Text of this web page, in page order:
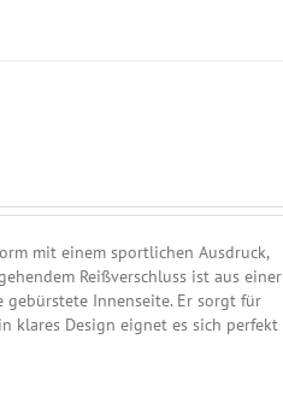
mit einem sportlichen Ausdruck,
Reißverschluss ist aus einer
Innenseite. Er sorgt für
klares Design eignet es sich perfekt